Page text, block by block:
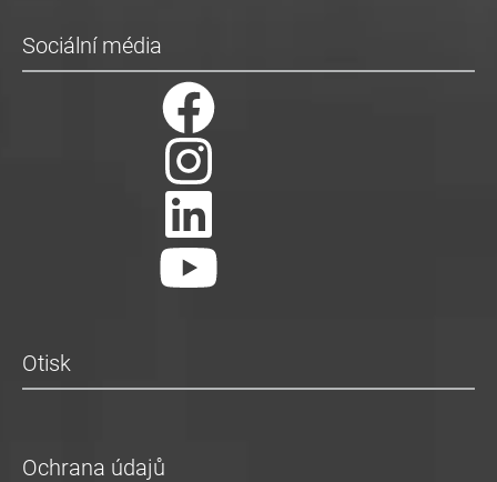
Sociální média
Otisk
Ochrana údajů